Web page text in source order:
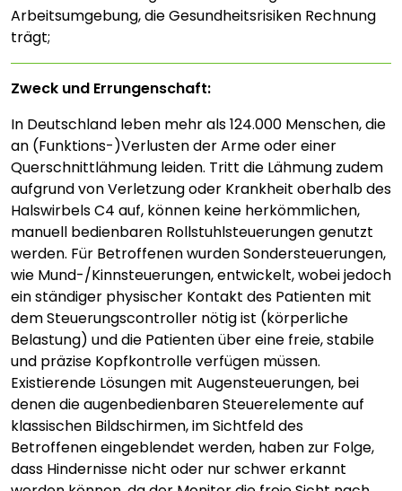
Arbeitsumgebung, die Gesundheitsrisiken Rechnung
trägt;
Zweck und Errungenschaft:
In Deutschland leben mehr als 124.000 Menschen, die
an (Funktions-)Verlusten der Arme oder einer
Querschnittlähmung leiden. Tritt die Lähmung zudem
aufgrund von Verletzung oder Krankheit oberhalb des
Halswirbels C4 auf, können keine herkömmlichen,
manuell bedienbaren Rollstuhlsteuerungen genutzt
werden. Für Betroffenen wurden Sondersteuerungen,
wie Mund-/Kinnsteuerungen, entwickelt, wobei jedoch
ein ständiger physischer Kontakt des Patienten mit
dem Steuerungscontroller nötig ist (körperliche
Belastung) und die Patienten über eine freie, stabile
und präzise Kopfkontrolle verfügen müssen.
Existierende Lösungen mit Augensteuerungen, bei
denen die augenbedienbaren Steuerelemente auf
klassischen Bildschirmen, im Sichtfeld des
Betroffenen eingeblendet werden, haben zur Folge,
dass Hindernisse nicht oder nur schwer erkannt